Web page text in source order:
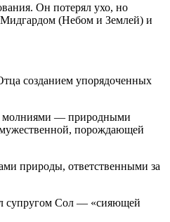
Он потерял ухо, но
Мидгардом (Небом и Землей) и
созданием упорядоченных
молниями — природными
порождающей
природы, ответственными за
супругом Сол — «сияющей